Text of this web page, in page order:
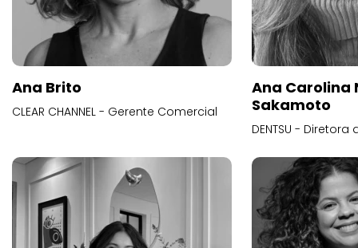
Ana Brito
CLEAR CHANNEL - Gerente Comercial
Ana Carolina
Sakamoto
DENTSU -